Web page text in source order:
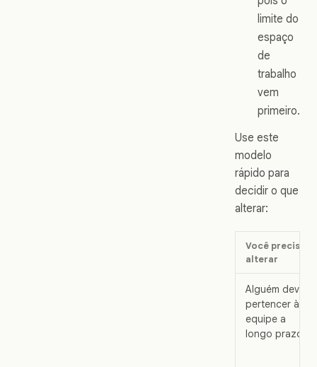
limite do
espaço
de
trabalho
vem
primeiro.
Use este
modelo
rápido para
decidir o que
alterar:
Você precisa
alterar
Alguém deve
pertencer à
equipe a
longo prazo